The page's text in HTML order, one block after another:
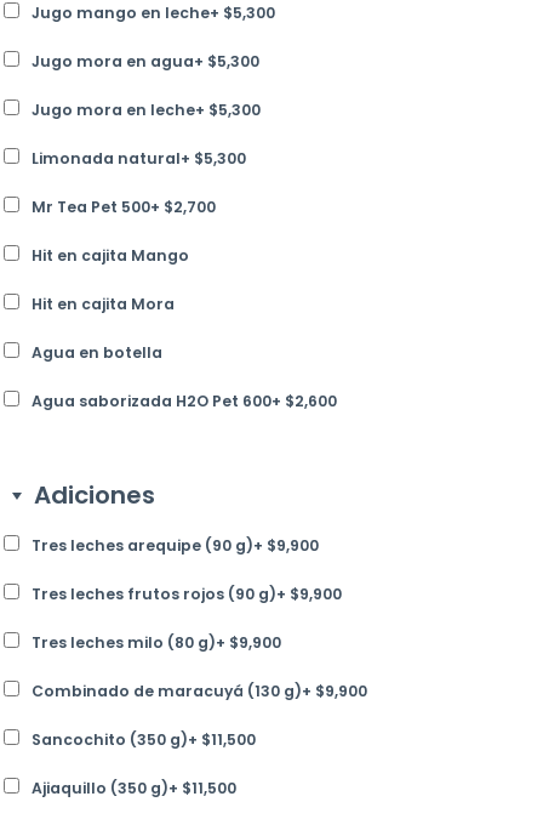
Jugo mango en leche+ $5,300
Jugo mora en agua+ $5,300
Jugo mora en leche+ $5,300
Limonada natural+ $5,300
Mr Tea Pet 500+ $2,700
Hit en cajita Mango
Hit en cajita Mora
Agua en botella
Agua saborizada H2O Pet 600+ $2,600
Adiciones
Tres leches arequipe (90 g)+ $9,900
Tres leches frutos rojos (90 g)+ $9,900
Tres leches milo (80 g)+ $9,900
Combinado de maracuyá (130 g)+ $9,900
Sancochito (350 g)+ $11,500
Ajiaquillo (350 g)+ $11,500